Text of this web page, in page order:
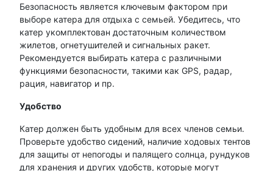
Безопасность является ключевым фактором при
выборе катера для отдыха с семьей. Убедитесь, что
катер укомплектован достаточным количеством
жилетов, огнетушителей и сигнальных ракет.
Рекомендуется выбирать катера с различными
функциями безопасности, такими как GPS, радар,
рация, навигатор и пр.
Удобство
Катер должен быть удобным для всех членов семьи.
Проверьте удобство сидений, наличие ходовых тентов
для защиты от непогоды и палящего солнца, рундуков
для хранения и других удобств, которые могут